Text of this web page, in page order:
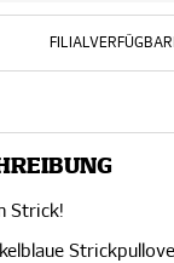
Strick!